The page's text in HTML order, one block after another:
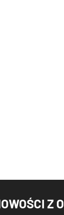
Z